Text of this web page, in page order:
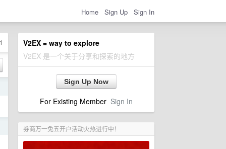
Home Sign Up Sign In
V2EX = way to explore
V2EX 是一个关于分享和探索的地方
Sign Up Now
For Existing Member Sign In
券商万一免五开户活动火热进行中！